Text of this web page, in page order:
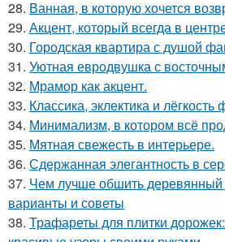
28. Ванная, в которую хочется
29. Акцент, который всегда в
30. Городская квартира с душой
31. Уютная евродвушка с
32. Мрамор как акцент.
33. Классика, эклектика и лёгкость
34. Минимализм, в котором всё
35. Мятная свежесть в интерьере.
36. Сдержанная элегантность в
37. Чем лучше обшить деревянный
варианты и советы
38. Трафареты для плитки дорожек: